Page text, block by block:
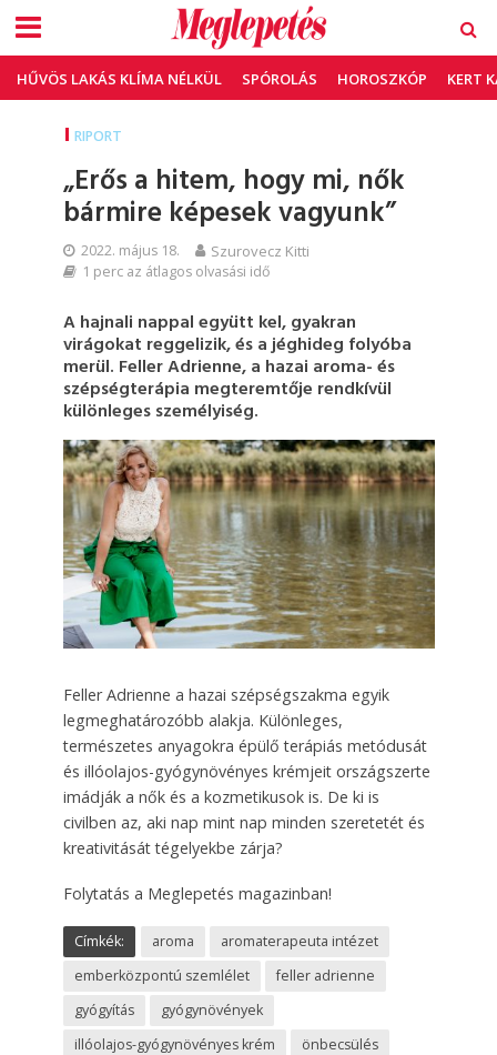
HŰVÖS LAKÁS KLÍMA NÉLKÜL SPÓROLÁS HOROSZKÓP KERT
RIPORT
„Erős a hitem, hogy mi, nők
bármire képesek vagyunk”
2022. május 18. Szurovecz Kitti
1 perc az átlagos olvasási idő
A hajnali nappal együtt kel, gyakran
virágokat reggelizik, és a jéghideg folyóba
merül. Feller Adrienne, a hazai aroma- és
szépségterápia megteremtője rendkívül
különleges személyiség.
Feller Adrienne a hazai szépségszakma egyik
legmeghatározóbb alakja. Különleges,
természetes anyagokra épülő terápiás metódusát
és illóolajos-gyógynövényes krémjeit országszerte
imádják a nők és a kozmetikusok is. De ki is
civilben az, aki nap mint nap minden szeretetét és
kreativitását tégelyekbe zárja?
Folytatás a Meglepetés magazinban!
Címkék: aroma
aromaterapeuta intézet
emberközpontú szemlélet
feller adrienne
gyógyítás
gyógynövények
illóolajos-gyógynövényes krém
önbecsülés